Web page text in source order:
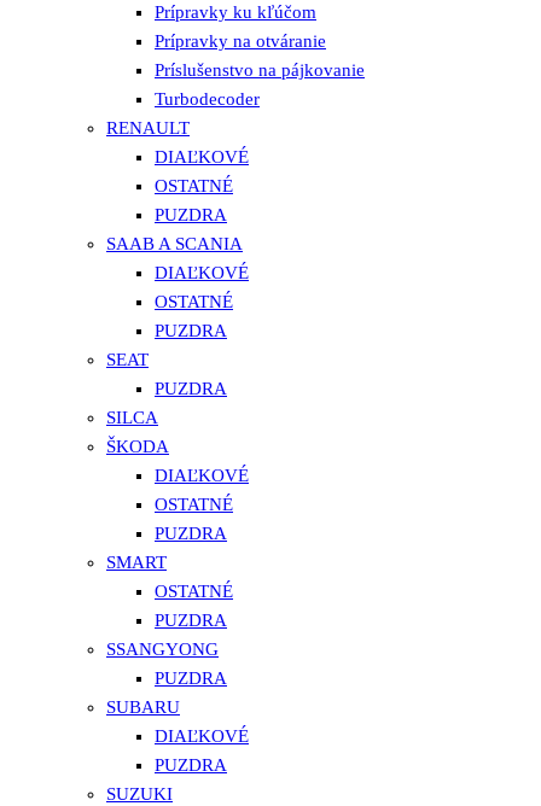
Prípravky ku kľúčom
Prípravky na otváranie
Príslušenstvo na pájkovanie
Turbodecoder
RENAULT
DIAĽKOVÉ
OSTATNÉ
PUZDRA
SAAB A SCANIA
DIAĽKOVÉ
OSTATNÉ
PUZDRA
SEAT
PUZDRA
SILCA
ŠKODA
DIAĽKOVÉ
OSTATNÉ
PUZDRA
SMART
OSTATNÉ
PUZDRA
SSANGYONG
PUZDRA
SUBARU
DIAĽKOVÉ
PUZDRA
SUZUKI